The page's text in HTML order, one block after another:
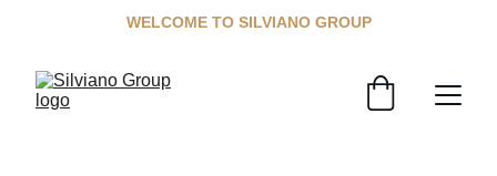
WELCOME TO SILVIANO GROUP